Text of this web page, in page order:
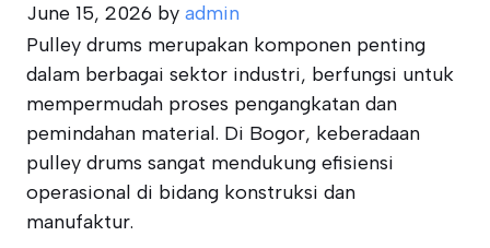
June 15, 2026 by admin
Pulley drums merupakan komponen penting
dalam berbagai sektor industri, berfungsi untuk
mempermudah proses pengangkatan dan
pemindahan material. Di Bogor, keberadaan
pulley drums sangat mendukung efisiensi
operasional di bidang konstruksi dan
manufaktur.